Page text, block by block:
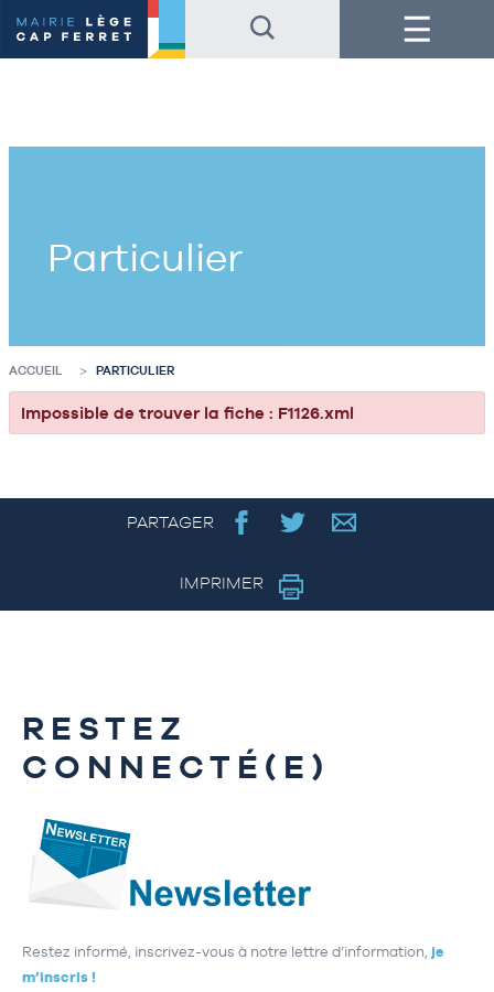
au
contenu
de
au
pied
de
Menu
Particulier
ACCUEIL PARTICULIER
Impossible de trouver la fiche : F1126.xml
PARTAGER
IMPRIMER
RESTEZ
CONNECTÉ(E)
Restez informé, inscrivez-vous à notre lettre d’information, je
m’inscris !